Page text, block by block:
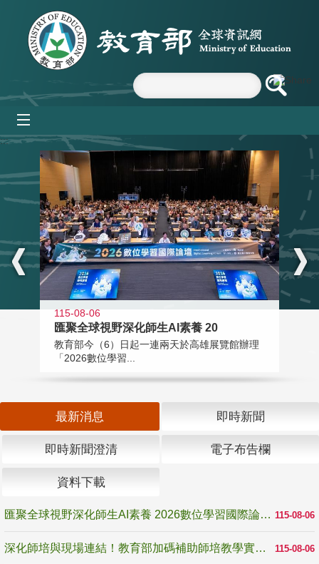
跳到主要內容區塊
:::
115-08-06
匯聚全球視野深化師生AI素養 20
教育部今（6）日起一連兩天於高雄展覽館辦理
「2026數位學習...
最新消息 即時新聞
即時新聞澄清 電子布告欄
資料下載
115-08-06
匯聚全球視野深化師生AI素養 2026數位學習國際論壇高雄登場
115-08-06
深化師培與現場連結！教育部加碼補助師培教學實踐研究 10月師培國際研討會交流教學實踐經驗